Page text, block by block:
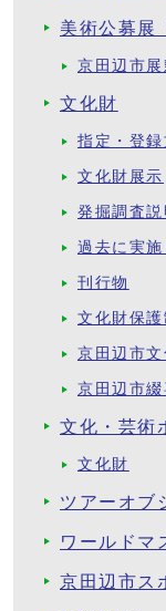
美術公募展
京田辺市展
文化財
指定・登
文化財展示
発掘調査説
過去に実
刊行物
文化財保
京田辺市
京田辺市
文化・芸術
文化財
ツアーオブ
ワールドマ
京田辺市ス